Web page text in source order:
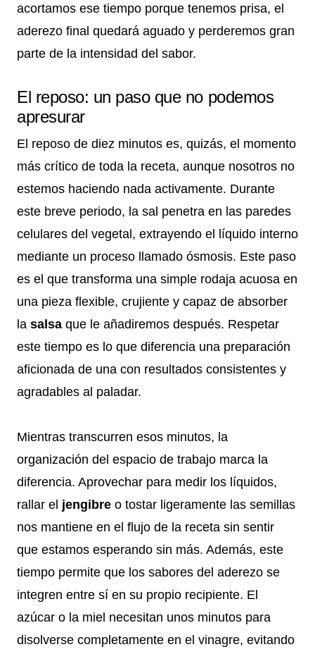
acortamos ese tiempo porque tenemos prisa, el
aderezo final quedará aguado y perderemos gran
parte de la intensidad del sabor.
El reposo: un paso que no podemos
apresurar
El reposo de diez minutos es, quizás, el momento
más crítico de toda la receta, aunque nosotros no
estemos haciendo nada activamente. Durante
este breve periodo, la sal penetra en las paredes
celulares del vegetal, extrayendo el líquido interno
mediante un proceso llamado ósmosis. Este paso
es el que transforma una simple rodaja acuosa en
una pieza flexible, crujiente y capaz de absorber
la salsa que le añadiremos después. Respetar
este tiempo es lo que diferencia una preparación
aficionada de una con resultados consistentes y
agradables al paladar.
Mientras transcurren esos minutos, la
organización del espacio de trabajo marca la
diferencia. Aprovechar para medir los líquidos,
rallar el jengibre o tostar ligeramente las semillas
nos mantiene en el flujo de la receta sin sentir
que estamos esperando sin más. Además, este
tiempo permite que los sabores del aderezo se
integren entre sí en su propio recipiente. El
azúcar o la miel necesitan unos minutos para
disolverse completamente en el vinagre, evitando